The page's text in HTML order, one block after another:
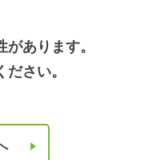
あります。
さい。